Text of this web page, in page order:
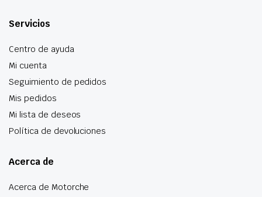
Servicios
Centro de ayuda
Mi cuenta
Seguimiento de pedidos
Mis pedidos
Mi lista de deseos
Política de devoluciones
Acerca de
Acerca de Motorche